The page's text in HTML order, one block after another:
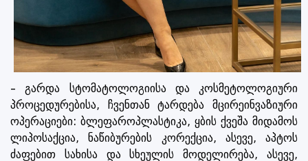
– გარდა სტომატოლოგიისა და კოსმეტოლოგიური
პროცედურებისა, ჩვენთან ტარდება მცირეინვაზიური
ოპერაციები: ბლეფაროპლასტიკა, ყბის ქვეშა მიდამოს
ლიპოსაქცია, ნაწიბურების კორექცია, ასევე, აპტოს
ძაფებით სახისა და სხეულის მოდელირება, ასევე,